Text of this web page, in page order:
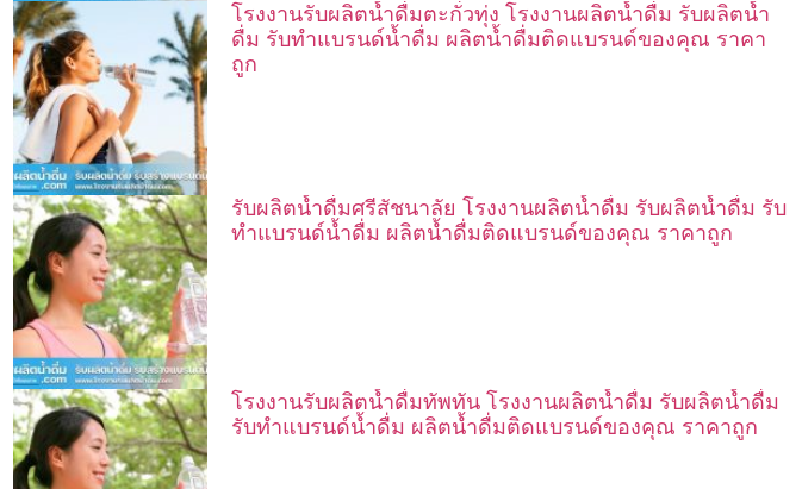
โรงงานรับผลิตน้ำดื่มตะกั่วทุ่ง โรงงานผลิตน้ำดื่ม รับผลิตน้ำ
ดื่ม รับทำแบรนด์น้ำดื่ม ผลิตน้ำดื่มติดแบรนด์ของคุณ ราคา
ถูก
รับผลิตน้ำดื่มศรีสัชนาลัย โรงงานผลิตน้ำดื่ม รับผลิตน้ำดื่ม รับ
ทำแบรนด์น้ำดื่ม ผลิตน้ำดื่มติดแบรนด์ของคุณ ราคาถูก
โรงงานรับผลิตน้ำดื่มทัพทัน โรงงานผลิตน้ำดื่ม รับผลิตน้ำดื่ม
รับทำแบรนด์น้ำดื่ม ผลิตน้ำดื่มติดแบรนด์ของคุณ ราคาถูก